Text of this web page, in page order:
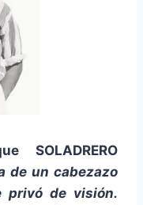
SOLADRERO
de un cabezazo
privó de visión.